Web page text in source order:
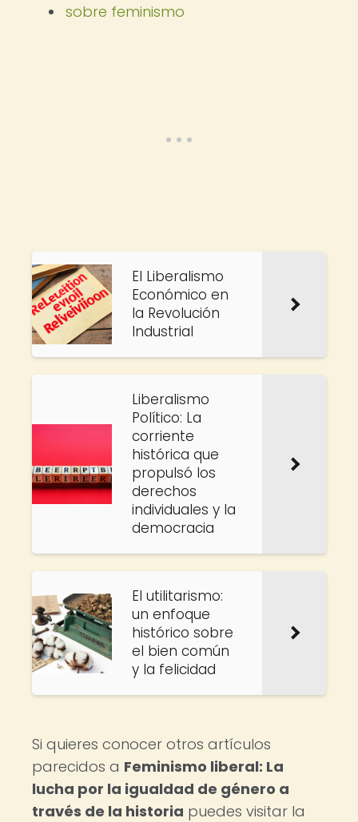
sobre feminismo
El Liberalismo
Económico en
la Revolución
Industrial
Liberalismo
Político: La
corriente
histórica que
propulsó los
derechos
individuales y la
democracia
El utilitarismo:
un enfoque
histórico sobre
el bien común
y la felicidad
Si quieres conocer otros artículos
parecidos a Feminismo liberal: La
lucha por la igualdad de género a
través de la historia puedes visitar la